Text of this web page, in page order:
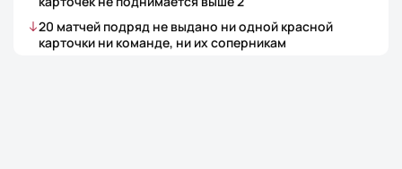
20 матчей подряд не выдано ни одной красной
карточки ни команде, ни их соперникам